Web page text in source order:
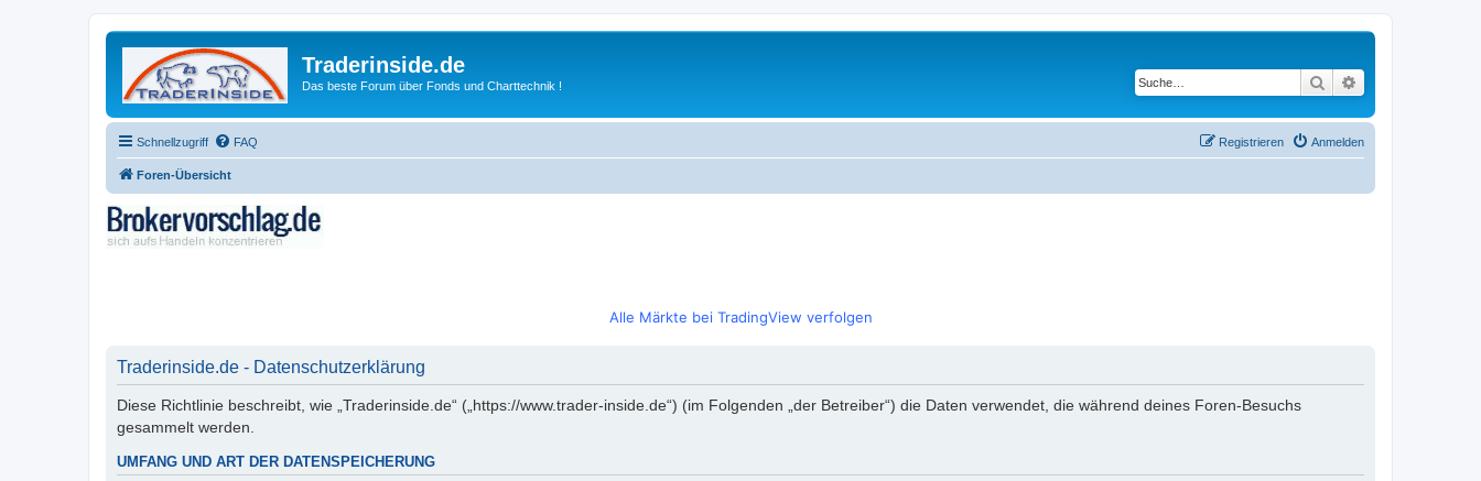
Traderinside.de
Das beste Forum über Fonds und Charttechnik ! Suche
Schnellzugriff FAQ Anmelden
Registrieren
Foren-Übersicht
Alle Märkte bei TradingView verfolgen
Traderinside.de - Datenschutzerklärung
Diese Richtlinie beschreibt, wie „Traderinside.de“ („https://www.trader-inside.de“) (im Folgenden „der Betreiber“) die Daten verwendet, die während deines Foren-Besuchs
gesammelt werden.
UMFANG UND ART DER DATENSPEICHERUNG